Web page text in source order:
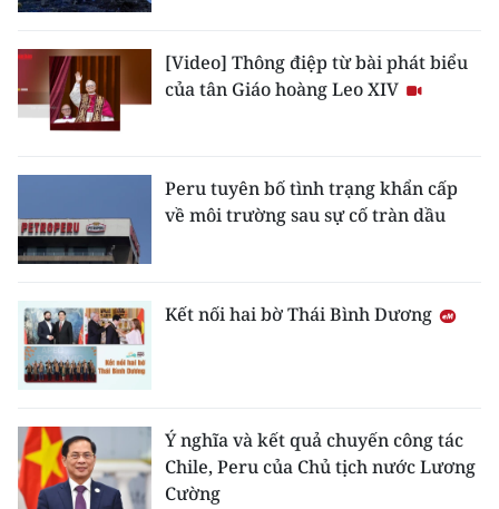
TIN ĐỊA PHƯƠNG
Trung du và miền núi phía Bắc
Đồng bằng sông Hồng
Bắc Trung Bộ
Đông Nam Bộ
Đồng bằng sông Cửu Long
Chuyên trang Hà Nội
Chuyên trang TP. Hồ Chí Minh
[Video] Thông điệp từ bài phát biểu
của tân Giáo hoàng Leo XIV
Peru tuyên bố tình trạng khẩn cấp
về môi trường sau sự cố tràn dầu
Kết nối hai bờ Thái Bình Dương
Ý nghĩa và kết quả chuyến công tác
Chile, Peru của Chủ tịch nước Lương
Cường